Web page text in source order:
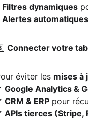
Filtres dynamiques
Alertes automatiques
Connecter votre
éviter les mises à
Google Analytics &
CRM & ERP pour
APIs tierces (Stripe,